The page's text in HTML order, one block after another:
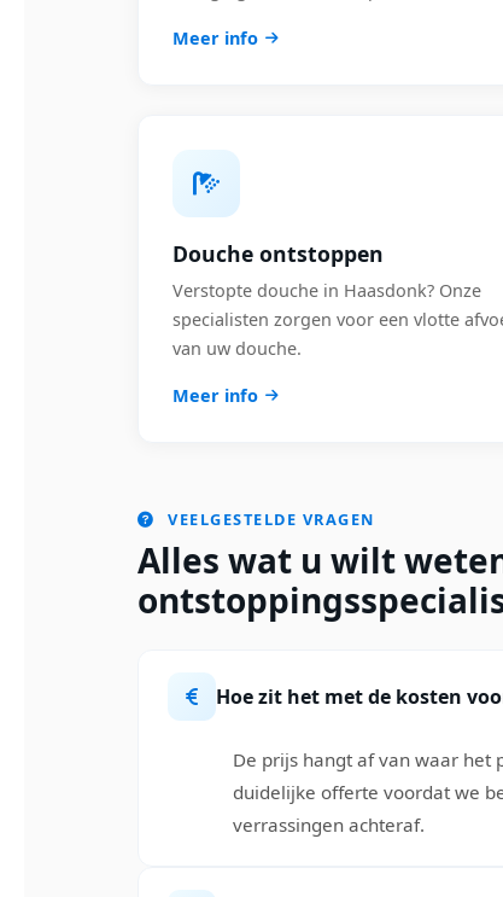
Meer info
Douche ontstoppen
Verstopte douche in Haasdonk? Onze
specialisten zorgen voor een vlotte
van uw douche.
Meer info
VEELGESTELDE VRAGEN
Alles wat u wilt
Hoe zit het met de kosten
De prijs hangt af van waar het
duidelijke offerte voordat we
verrassingen achteraf.